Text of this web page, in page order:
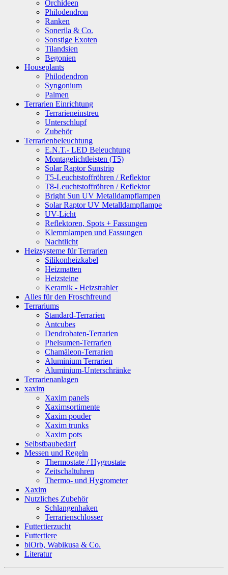
Orchideen
Philodendron
Ranken
Sonerila & Co.
Sonstige Exoten
Tilandsien
Begonien
Houseplants
Philodendron
Syngonium
Palmen
Terrarien Einrichtung
Terrarieneinstreu
Unterschlupf
Zubehör
Terrarienbeleuchtung
E.N.T.- LED Beleuchtung
Montagelichtleisten (T5)
Solar Raptor Sunstrip
T5-Leuchtstoffröhren / Reflektor
T8-Leuchtstoffröhren / Reflektor
Bright Sun UV Metalldampflampen
Solar Raptor UV Metalldampflampe
UV-Licht
Reflektoren, Spots + Fassungen
Klemmlampen und Fassungen
Nachtlicht
Heizsysteme für Terrarien
Silikonheizkabel
Heizmatten
Heizsteine
Keramik - Heizstrahler
Alles für den Froschfreund
Terrariums
Standard-Terrarien
Antcubes
Dendrobaten-Terrarien
Phelsumen-Terrarien
Chamäleon-Terrarien
Aluminium Terrarien
Aluminium-Unterschränke
Terrarienanlagen
xaxim
Xaxim panels
Xaximsortimente
Xaxim pouder
Xaxim trunks
Xaxim pots
Selbstbaubedarf
Messen und Regeln
Thermostate / Hygrostate
Zeitschaltuhren
Thermo- und Hygrometer
Xaxim
Nutzliches Zubehör
Schlangenhaken
Terrarienschlosser
Futtertierzucht
Futtertiere
biOrb, Wabikusa & Co.
Literatur